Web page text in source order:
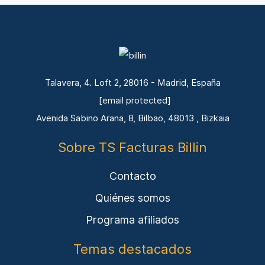
Talavera, 4. Loft 2, 28016 - Madrid, España
[email protected]
Avenida Sabino Arana, 8, Bilbao, 48013 , Bizkaia
Sobre TS Facturas Billin
Contacto
Quiénes somos
Programa afiliados
Temas destacados